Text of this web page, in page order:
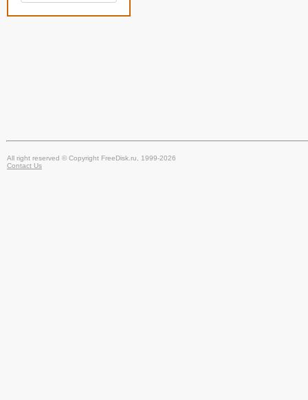
All right reserved © Copyright FreeDisk.ru, 1999-2026
Contact Us